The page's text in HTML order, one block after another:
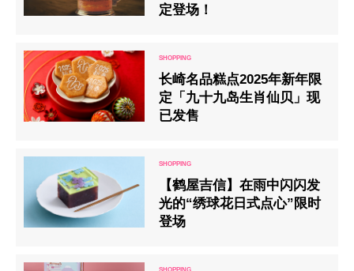
定登场！
长崎名品糕点2025年新年限
定「九十九岛生肖仙贝」现
已发售
【鹤屋吉信】在雨中闪闪发
光的“绣球花日式点心”限时
登场